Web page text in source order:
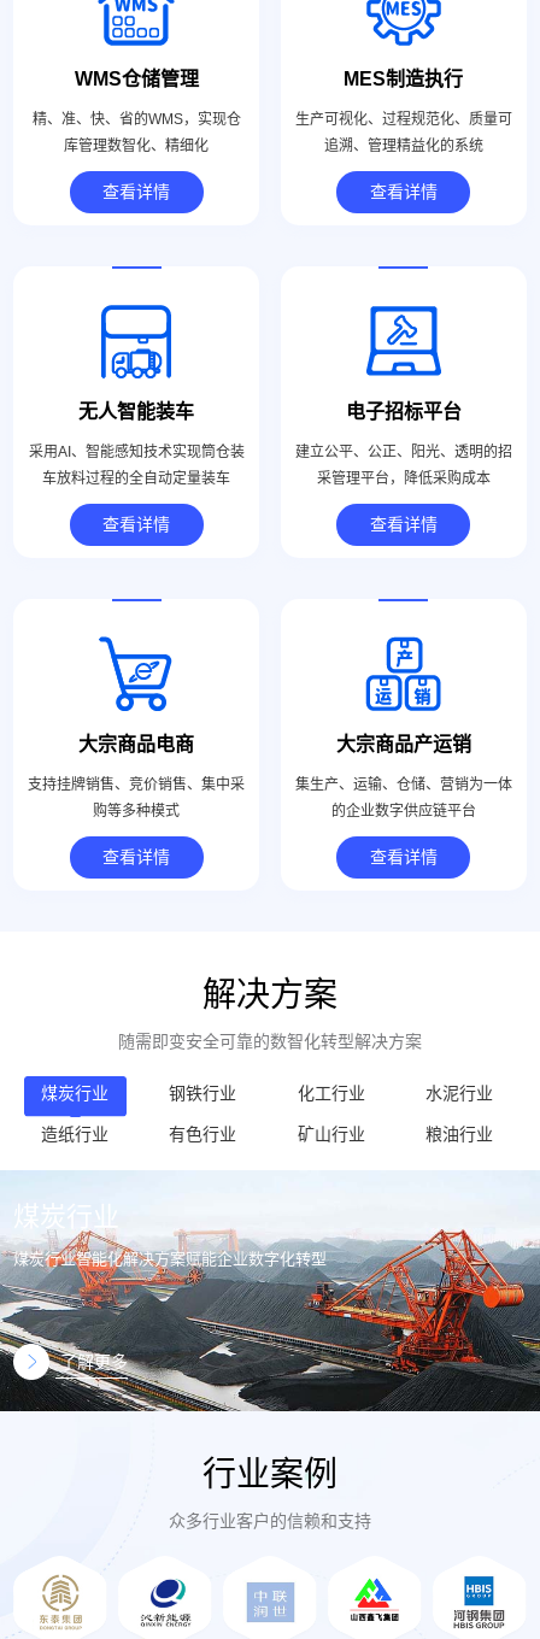
WMS仓储管理
精、准、快、省的WMS，实现仓
库管理数智化、精细化
查看详情
MES制造执行
生产可视化、过程规范化、质量可
追溯、管理精益化的系统
查看详情
无人智能装车
采用AI、智能感知技术实现筒仓装
车放料过程的全自动定量装车
查看详情
电子招标平台
建立公平、公正、阳光、透明的招
采管理平台，降低采购成本
查看详情
大宗商品电商
支持挂牌销售、竞价销售、集中采
购等多种模式
查看详情
大宗商品产运销
集生产、运输、仓储、营销为一体
的企业数字供应链平台
查看详情
解决方案
随需即变安全可靠的数智化转型解决方案
煤炭行业 钢铁行业 化工行业 水泥行业
造纸行业 有色行业 矿山行业 粮油行业
煤炭行业
煤炭行业智能化解决方案赋能企业数字化转型
了解更多
行业案例
众多行业客户的信赖和支持